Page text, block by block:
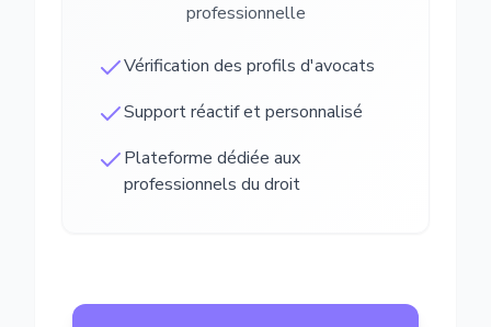
professionnelle
Vérification des profils d'avocats
Support réactif et personnalisé
Plateforme dédiée aux
professionnels du droit